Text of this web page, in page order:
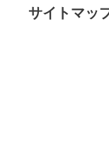
サイトマッ